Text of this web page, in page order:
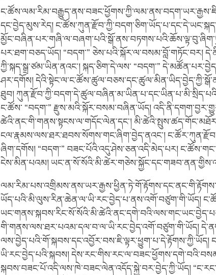
དང་བྱེད་མུས་རེད།
པར་ཐག་བཅད་ཡོད། “བདག་” ཅེས་པའི་སྐོར་ལ་བསམ་བློ་གཏོང་བར།
ཀྱི་སྐད་སྒྲ་ཙམ་ཡིན་ནའང་། སྐད་ཅིག་དེ་ལས་ “བདག་”
ཤར་དགོས།
ཐུབ།
ང་ཚོས་ “བདག་” རྫུས་མའི་སྐོར་བསམ་བཞིན་ཡོད།
ཚེའི་ནང་གི་གནས་སྟངས་ལ་གདོང་ལེན་དང་།
ངལ་རྣམས་ལས་ཐར་ཐབས་སོགས་གང་ཞིག་བྱེད་ནའང་།
ཞིག་དགོས། “བདག་” བཟང་པོའི་འདུ་ཤེས་ཅན་འདི་མེད་པར།
ངེས་མིན་པའམ།
ཡོད་པའི་མི་ལུས་རིན་ཆེན་ལ་ཡི་རང་བྱེད་པ་ནས་འགོ་བཙུག་གི་ཡོད།
གི་གནས་ལས་ཐར་པའམ་དལ་བ་ལ་ཡི་རང་བྱེད་འགོ་བཙུག་གི་ཡོད།
ལས་བྱེད་པའི་གོ་སྐབས་དང་འབྱོར་བས་ཇི་ལྟར་ཕྱུག་པ་དེ་རྟོགས་ཀྱི་ཡོད།
ཡི་རང་བྱེད་པའི་སྐབས།
སྐབས་བཟང་པོ་འདི་ལས་ཁེ་བཟང་ལེན་འདོད་སྐྱེ་བར་བྱེད་ཀྱི་ཡོད།